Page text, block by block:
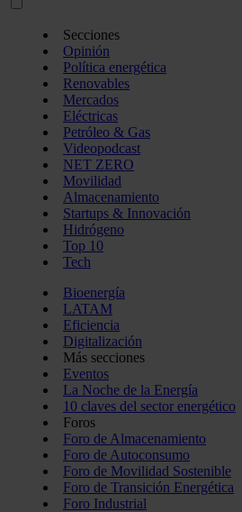
Secciones
Opinión
Política energética
Renovables
Mercados
Eléctricas
Petróleo & Gas
Videopodcast
NET ZERO
Movilidad
Almacenamiento
Startups & Innovación
Hidrógeno
Top 10
Tech
Bioenergía
LATAM
Eficiencia
Digitalización
Más secciones
Eventos
La Noche de la Energía
10 claves del sector energético
Foros
Foro de Almacenamiento
Foro de Autoconsumo
Foro de Movilidad Sostenible
Foro de Transición Energética
Foro Industrial